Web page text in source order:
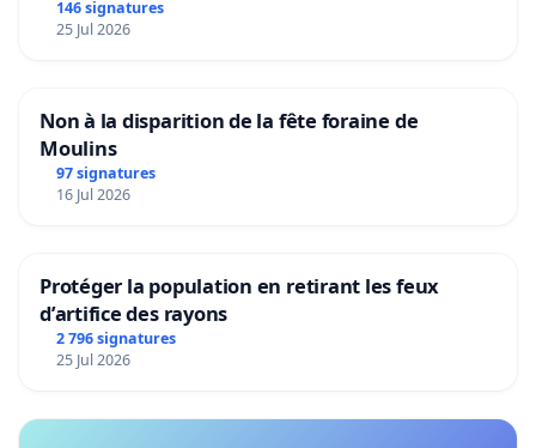
146 signatures
25 Jul 2026
Non à la disparition de la fête foraine de
Moulins
97 signatures
16 Jul 2026
Protéger la population en retirant les feux
d’artifice des rayons
2 796 signatures
25 Jul 2026